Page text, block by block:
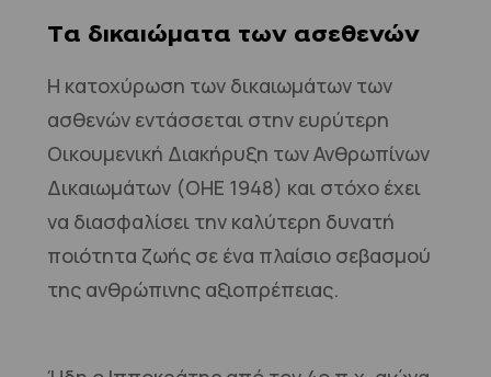
Tα δικαιώματα των ασεθενών
Η κατοχύρωση των δικαιωμάτων των
ασθενών εντάσσεται στην ευρύτερη
Οικουμενική Διακήρυξη των Ανθρωπίνων
Δικαιωμάτων (ΟΗΕ 1948) και στόχο έχει
να διασφαλίσει την καλύτερη δυνατή
ποιότητα ζωής σε ένα πλαίσιο σεβασμού
της ανθρώπινης αξιοπρέπειας.